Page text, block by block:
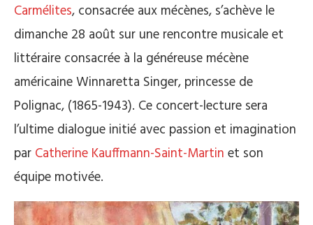
Carmélites, consacrée aux mécènes, s’achève le
dimanche 28 août sur une rencontre musicale et
littéraire consacrée à la généreuse mécène
américaine Winnaretta Singer, princesse de
Polignac, (1865-1943). Ce concert-lecture sera
l’ultime dialogue initié avec passion et imagination
par Catherine Kauffmann-Saint-Martin et son
équipe motivée.